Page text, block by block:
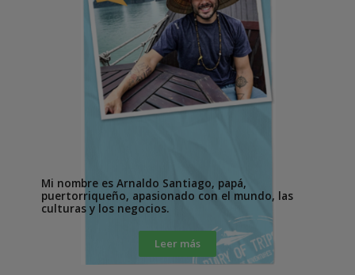
Mi nombre es Arnaldo Santiago, papá,
puertorriqueño, apasionado con el mundo, las
culturas y los negocios.
Leer más